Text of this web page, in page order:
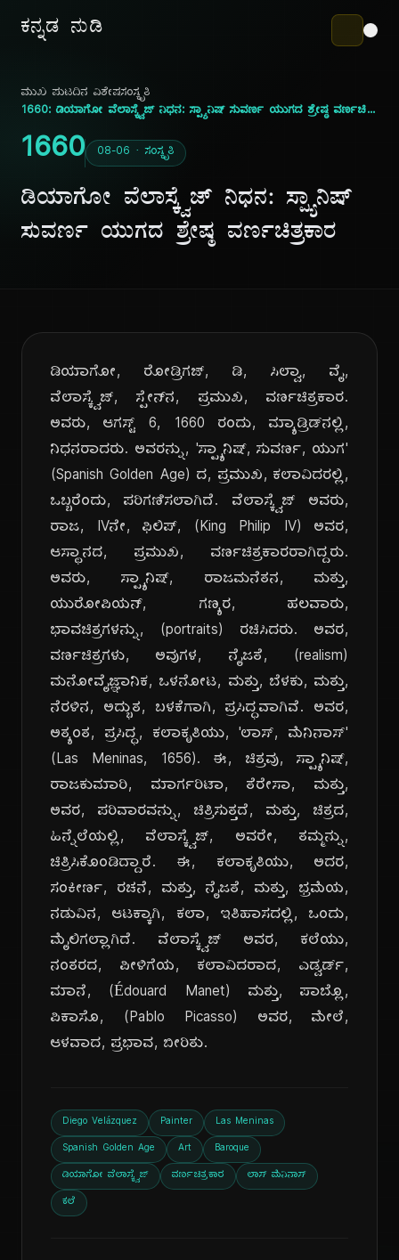
ಕನ್ನಡ ನುಡಿ
ಮುಖ ಪುಟದಿನ ವಿಶೇಷಸಂಸ್ಕೃತಿ
1660: ಡಿಯಾಗೋ ವೆಲಾಸ್ಕ್ವೆಜ್ ನಿಧನ: ಸ್ಪ್ಯಾನಿಷ್ ಸುವರ್ಣ ಯುಗದ ಶ್ರೇಷ್ಠ ವರ್ಣಚಿತ್ರಕಾರ
1660 08-06 · ಸಂಸ್ಕೃತಿ
ಡಿಯಾಗೋ ವೆಲಾಸ್ಕ್ವೆಜ್ ನಿಧನ: ಸ್ಪ್ಯಾನಿಷ್
ಸುವರ್ಣ ಯುಗದ ಶ್ರೇಷ್ಠ ವರ್ಣಚಿತ್ರಕಾರ
ಡಿಯಾಗೋ, ರೋಡ್ರಿಗಜ್, ಡಿ, ಸಿಲ್ವಾ, ವೈ,
ವೆಲಾಸ್ಕ್ವೆಜ್, ಸ್ಪೇನ್‌ನ, ಪ್ರಮುಖ, ವರ್ಣಚಿತ್ರಕಾರ.
ಅವರು, ಆಗಸ್ಟ್ 6, 1660 ರಂದು, ಮ್ಯಾಡ್ರಿಡ್‌ನಲ್ಲಿ,
ನಿಧನರಾದರು. ಅವರನ್ನು, 'ಸ್ಪ್ಯಾನಿಷ್, ಸುವರ್ಣ, ಯುಗ'
(Spanish Golden Age) ದ, ಪ್ರಮುಖ, ಕಲಾವಿದರಲ್ಲಿ,
ಒಬ್ಬರೆಂದು, ಪರಿಗಣಿಸಲಾಗಿದೆ. ವೆಲಾಸ್ಕ್ವೆಜ್ ಅವರು,
ರಾಜ, IVನೇ, ಫಿಲಿಪ್, (King Philip IV) ಅವರ,
ಆಸ್ಥಾನದ, ಪ್ರಮುಖ, ವರ್ಣಚಿತ್ರಕಾರರಾಗಿದ್ದರು.
ಅವರು, ಸ್ಪ್ಯಾನಿಷ್, ರಾಜಮನೆತನ, ಮತ್ತು,
ಯುರೋಪಿಯನ್, ಗಣ್ಯರ, ಹಲವಾರು,
ಭಾವಚಿತ್ರಗಳನ್ನು, (portraits) ರಚಿಸಿದರು. ಅವರ,
ವರ್ಣಚಿತ್ರಗಳು, ಅವುಗಳ, ನೈಜತೆ, (realism)
ಮನೋವೈಜ್ಞಾನಿಕ, ಒಳನೋಟ, ಮತ್ತು, ಬೆಳಕು, ಮತ್ತು,
ನೆರಳಿನ, ಅದ್ಭುತ, ಬಳಕೆಗಾಗಿ, ಪ್ರಸಿದ್ಧವಾಗಿವೆ. ಅವರ,
ಅತ್ಯಂತ, ಪ್ರಸಿದ್ಧ, ಕಲಾಕೃತಿಯು, 'ಲಾಸ್, ಮೆನಿನಾಸ್'
(Las Meninas, 1656). ಈ, ಚಿತ್ರವು, ಸ್ಪ್ಯಾನಿಷ್,
ರಾಜಕುಮಾರಿ, ಮಾರ್ಗರಿಟಾ, ತೆರೇಸಾ, ಮತ್ತು,
ಅವರ, ಪರಿವಾರವನ್ನು, ಚಿತ್ರಿಸುತ್ತದೆ, ಮತ್ತು, ಚಿತ್ರದ,
ಹಿನ್ನೆಲೆಯಲ್ಲಿ, ವೆಲಾಸ್ಕ್ವೆಜ್, ಅವರೇ, ತಮ್ಮನ್ನು,
ಚಿತ್ರಿಸಿಕೊಂಡಿದ್ದಾರೆ. ಈ, ಕಲಾಕೃತಿಯು, ಅದರ,
ಸಂಕೀರ್ಣ, ರಚನೆ, ಮತ್ತು, ನೈಜತೆ, ಮತ್ತು, ಭ್ರಮೆಯ,
ನಡುವಿನ, ಆಟಕ್ಕಾಗಿ, ಕಲಾ, ಇತಿಹಾಸದಲ್ಲಿ, ಒಂದು,
ಮೈಲಿಗಲ್ಲಾಗಿದೆ. ವೆಲಾಸ್ಕ್ವೆಜ್ ಅವರ, ಕಲೆಯು,
ನಂತರದ, ಪೀಳಿಗೆಯ, ಕಲಾವಿದರಾದ, ಎಡ್ವರ್ಡ್,
ಮಾನೆ, (Édouard Manet) ಮತ್ತು, ಪಾಬ್ಲೊ,
ಪಿಕಾಸೊ, (Pablo Picasso) ಅವರ, ಮೇಲೆ,
ಆಳವಾದ, ಪ್ರಭಾವ, ಬೀರಿತು.
Diego Velázquez Painter Las Meninas
Spanish Golden Age Art Baroque
ಡಿಯಾಗೋ ವೆಲಾಸ್ಕ್ವೆಜ್ ವರ್ಣಚಿತ್ರಕಾರ ಲಾಸ್ ಮೆನಿನಾಸ್
ಕಲೆ